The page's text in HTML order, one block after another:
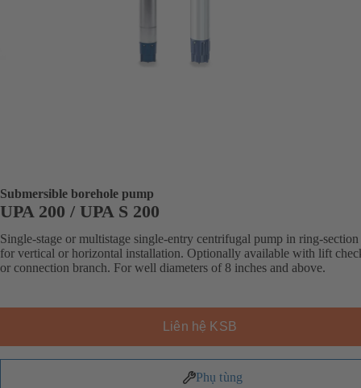
Submersible borehole pump
UPA 200 / UPA S 200
Single-stage or multistage single-entry centrifugal pump in ring-section
for vertical or horizontal installation. Optionally available with lift
or connection branch. For well diameters of 8 inches and above.
Liên hệ KSB
Phụ tùng